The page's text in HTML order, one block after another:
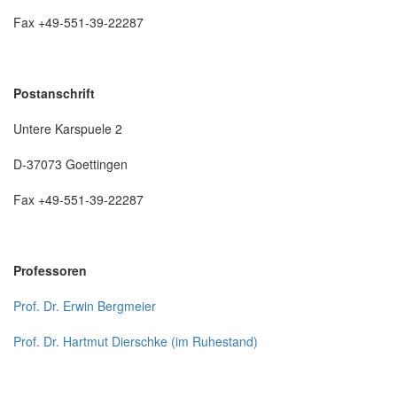
Fax +49-551-39-22287
Postanschrift
Untere Karspuele 2
D-37073 Goettingen
Fax +49-551-39-22287
Professoren
Prof. Dr. Erwin Bergmeier
Prof. Dr. Hartmut Dierschke (im Ruhestand)